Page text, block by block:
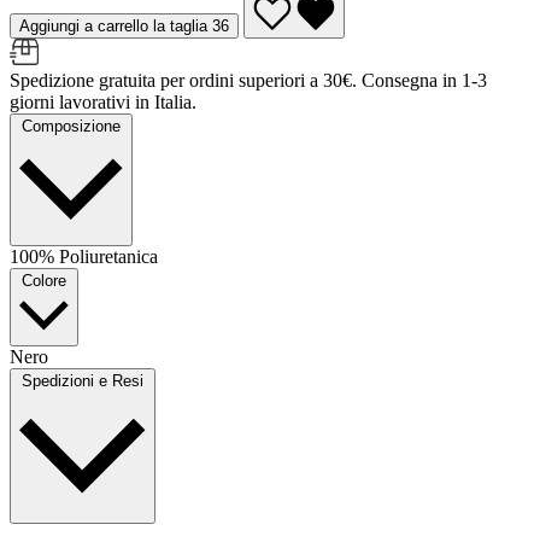
Aggiungi a carrello la taglia 36
Spedizione gratuita per ordini superiori a 30€. Consegna in 1-3
giorni lavorativi in Italia.
Composizione
100% Poliuretanica
Colore
Nero
Spedizioni e Resi